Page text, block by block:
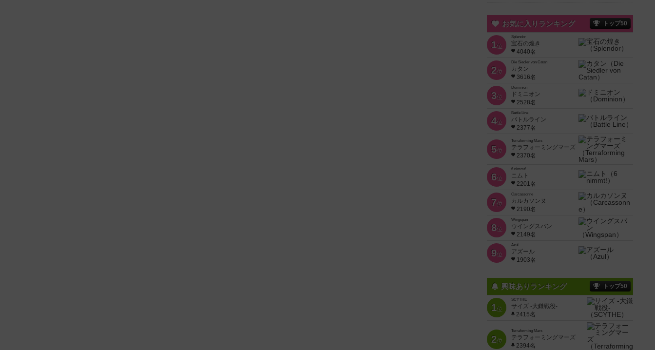
お気に入りランキング トップ50
1位
Splendor
宝石の煌き
4040名
2位
Die Siedler von Catan
カタン
3616名
3位
Dominion
ドミニオン
2528名
4位
Battle Line
バトルライン
2377名
5位
Terraforming Mars
テラフォーミングマーズ
2370名
6位
6 nimmt!
ニムト
2201名
7位
Carcassonne
カルカソンヌ
2190名
8位
Wingspan
ウイングスパン
2149名
9位
Azul
アズール
1903名
興味ありランキング トップ50
1位
SCYTHE
サイズ -大鎌戦役-
2415名
2位
Terraforming Mars
テラフォーミングマーズ
2394名